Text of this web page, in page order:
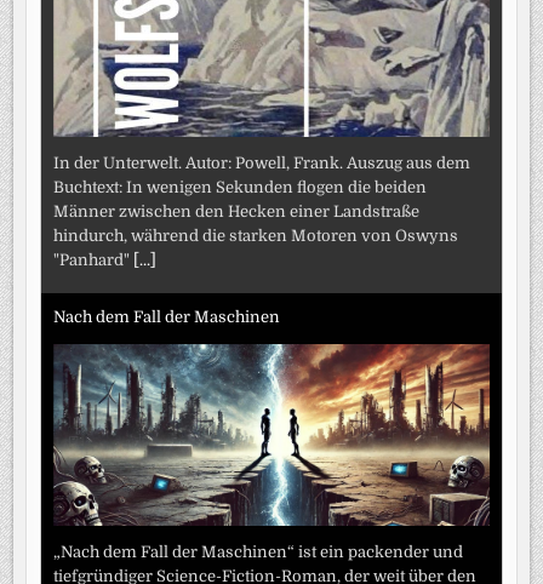
In der Unterwelt. Autor: Powell, Frank. Auszug aus dem
Buchtext: In wenigen Sekunden flogen die beiden
Männer zwischen den Hecken einer Landstraße
hindurch, während die starken Motoren von Oswyns
"Panhard" [...]
Nach dem Fall der Maschinen
„Nach dem Fall der Maschinen“ ist ein packender und
tiefgründiger Science-Fiction-Roman, der weit über den